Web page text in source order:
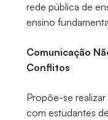
rede pública de
ensino
Comunicação
Conflitos
Propõe-se
com estudantes